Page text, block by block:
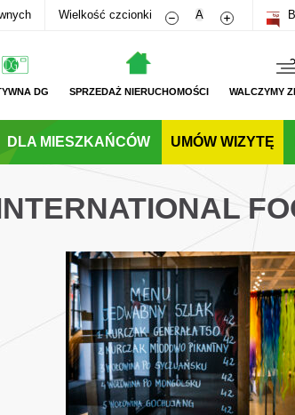
Wielkość czcionki Zmniejsz rozmiar
A Zwiększ
DG SPRZEDAŻ NIERUCHOMOŚCI WALCZYMY
DLA MIESZKAŃCÓW UMÓW WIZYTĘ